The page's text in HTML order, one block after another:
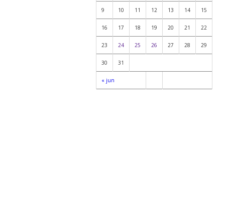
« jun
9 10 11 12 13 14 15
16 17 18 19 20 21 22
23 24 25 26 27 28 29
30 31